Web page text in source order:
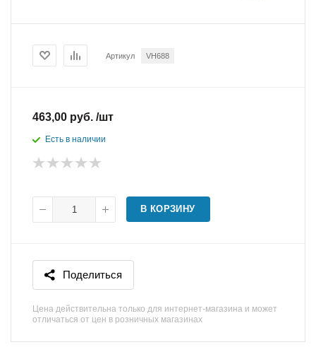
Артикул VH688
463,00 руб. /шт
Есть в наличии
В КОРЗИНУ
Поделиться
Цена действительна только для интернет-магазина и может
отличаться от цен в розничных магазинах